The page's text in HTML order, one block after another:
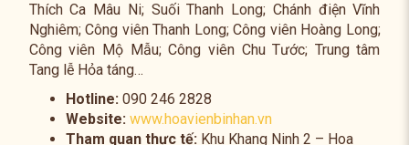
Thích Ca Mâu Ni; Suối Thanh Long; Chánh điện Vĩnh
Nghiêm; Công viên Thanh Long; Công viên Hoàng Long;
Công viên Mộ Mẫu; Công viên Chu Tước; Trung tâm
Tang lễ Hỏa táng…
Hotline: 090 246 2828
Website: www.hoavienbinhan.vn
Tham quan thực tế:Khu Khang Ninh 2 – Hoa